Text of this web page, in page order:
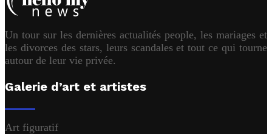
Un tour sur les dernières actualités people, les mariages et
les divorces des stars, leurs scandales et tout ce qui tourne
autour de leur vie privée.
Galerie d’art et artistes
Art figuratif